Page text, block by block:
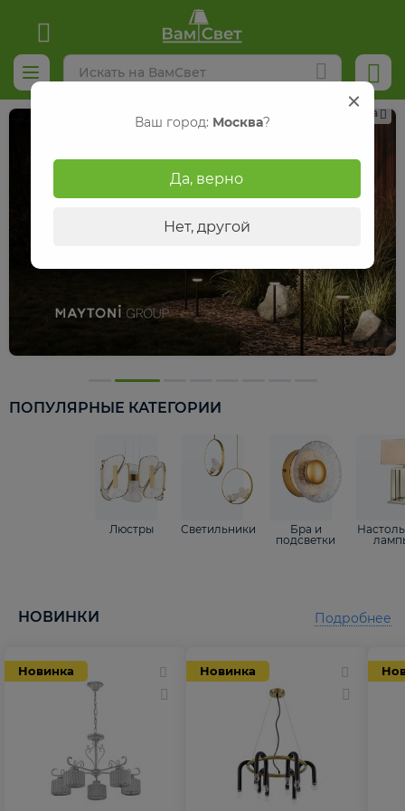
Реклама
ПОПУЛЯРНЫЕ КАТЕГОРИИ
Люстры Светильники
Бра и
подсветки
НОВИНКИ
Новинка Новинка
Подробнее
Ваш город: Москва?
Да, верно
Нет, другой